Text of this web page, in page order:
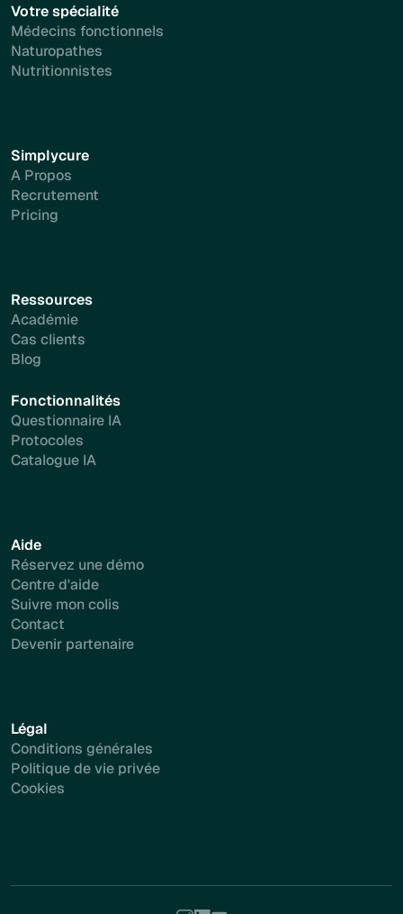
Votre spécialité
Médecins fonctionnels
Naturopathes
Nutritionnistes
Simplycure
A Propos
Recrutement
Pricing
Ressources
Académie
Cas clients
Blog
Fonctionnalités
Questionnaire IA
Protocoles
Catalogue IA
Aide
Réservez une démo
Centre d'aide
Suivre mon colis
Contact
Devenir partenaire
Légal
Conditions générales
Politique de vie privée
Cookies